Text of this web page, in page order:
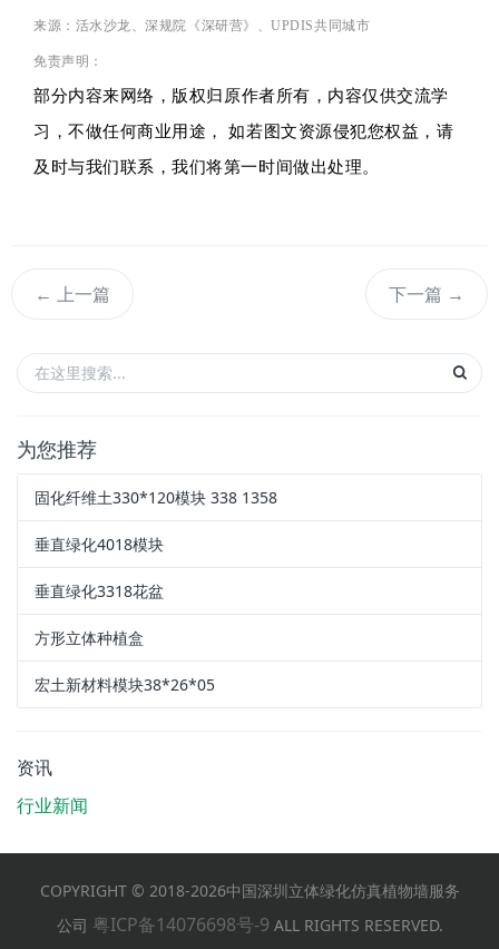
来源： 活水沙龙、深规院《深研营》、UPDIS共同城市
免责声明：
部分内容来网络 ， 版权归原作者所有，内容仅供交流学
习，不做任何商业用途， 如若图文资源侵犯您权益，请
及时与我们联系，我们将第一时间做出处理。
← 上一篇 下一篇 →
为您推荐
固化纤维土330*120模块 338 1358
垂直绿化4018模块
垂直绿化3318花盆
方形立体种植盒
宏土新材料模块38*26*05
资讯
行业新闻
COPYRIGHT © 2018-2026中国深圳立体绿化仿真植物墙服务
公司 粤ICP备14076698号-9 ALL RIGHTS RESERVED.